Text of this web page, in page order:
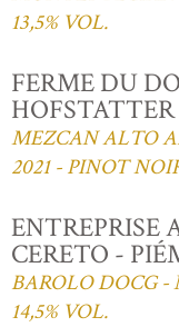
13,5% VOL.
FERME DU
HOFSTATTER
MEZCAN ALTO
2021 - PINOT
ENTREPRISE
CERETO -
BAROLO DOCG -
14,5% VOL.